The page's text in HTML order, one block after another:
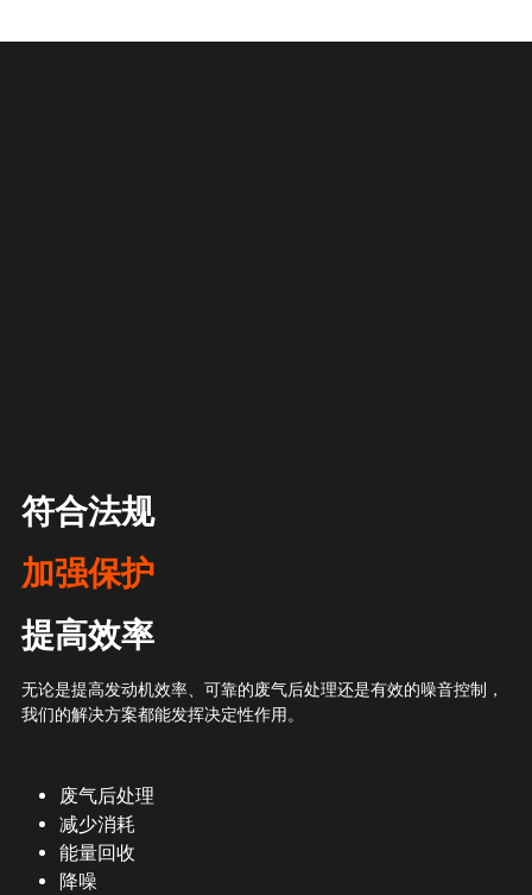
符合法规
加强保护
提高效率
无论是提高发动机效率、可靠的废气后处理还是有效的噪音控制，
我们的解决方案都能发挥决定性作用。
废气后处理
减少消耗
能量回收
降噪